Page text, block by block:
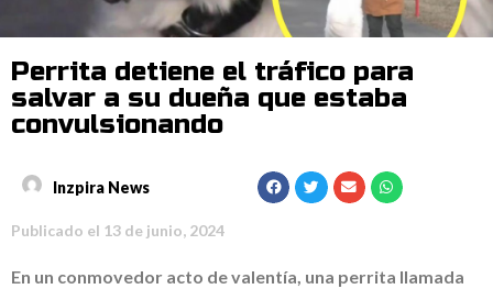
Perrita detiene el tráfico para
salvar a su dueña que estaba
convulsionando
Inzpira News
Publicado el 13 de junio, 2024
En un conmovedor acto de valentía, una perrita llamada